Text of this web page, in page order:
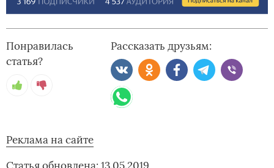
Понравилась
статья?
Рассказать друзьям:
Реклама на сайте